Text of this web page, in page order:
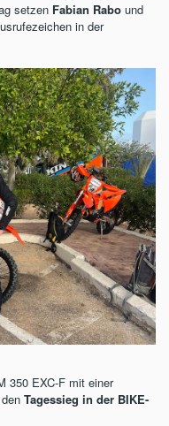
setzen Fabian Rabo und
in der
350 EXC-F mit einer
den Tagessieg in der BIKE-